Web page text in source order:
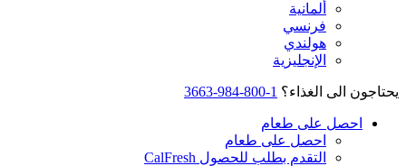
ألمانية
فرنسي
هولندي
الإنجليزية
يحتاجون الى الغذاء؟ 1-800-984-3663
احصل على طعام
احصل على طعام
التقدم بطلب للحصول CalFresh